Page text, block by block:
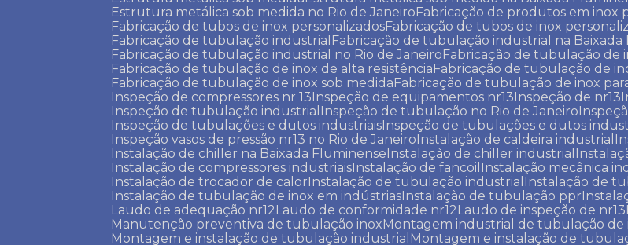
Estrutura metálica sob medida no Rio de Janeiro
Fabricação de produtos em inox
Fabricação de tubos de inox personalizados Fabricação de tubos de inox
Fabricação de tubulação industrial
Fabricação de tubulação industrial na
Fabricação de tubulação industrial no Rio de Janeiro
Fabricação de tubulação de
Fabricação de tubulação de inox de alta resistência
Fabricação de tubulação de
Fabricação de tubulação de inox sob medida
Fabricação de tubulação de inox
Inspeção de compressores nr 13 Inspeção de equipamentos nr13 Inspeção de nr13
Inspeção de tubulação industrial
Inspeção de tubulação no Rio de Janeiro
Inspeção de tubulações e dutos industriais Inspeção de tubulações e dutos
Inspeção vasos de pressão nr13 no Rio de Janeiro Instalação de caldeira industrial
Instalação de chiller na Baixada Fluminense Instalação de chiller industrial
Instalação de compressores industriais Instalação de fancoil Instalação mecânica
Instalação de trocador de calor Instalação de tubulação industrial
Instalação de
Instalação de tubulação de inox em indústrias Instalação de tubulação ppr
Laudo de adequação nr12 Laudo de conformidade nr12 Laudo de inspeção de nr13
Manutenção preventiva de tubulação inox
Montagem industrial de tubulação de
Montagem e instalação de tubulação industrial
Montagem e instalação de